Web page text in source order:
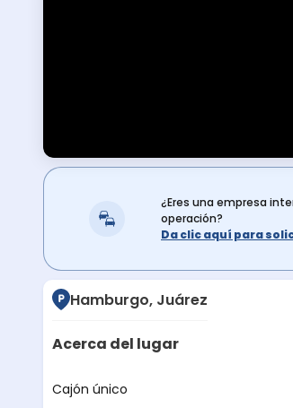
¿Eres una empresa
operación?
Da clic aquí para
Hamburgo, Juárez
Acerca del lugar
Descripción del lugar
Cajón único